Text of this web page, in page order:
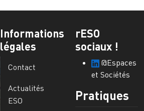
Informations
légales
Contact
Actualités
ESO
rESO
sociaux !
@Espaces
et Sociétés
Pratiques